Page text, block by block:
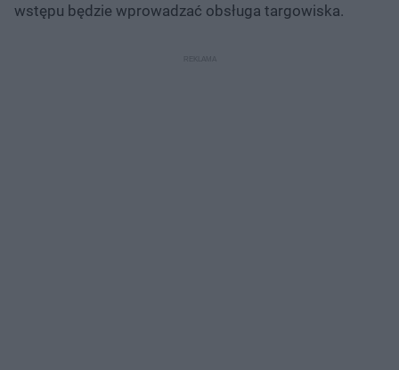
wstępu będzie wprowadzać obsługa targowiska.